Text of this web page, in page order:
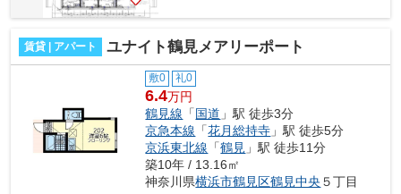
賃貸 | アパート ユナイト鶴見メアリーポート
敷0 礼0
6.4万円
鶴見線 「国道 」駅 徒歩3分
京急本線 「花月総持寺 」駅 徒歩5分
京浜東北線 「鶴見 」駅 徒歩11分
築10年 / 13.16㎡
神奈川県横浜市鶴見区鶴見中央 ５丁目